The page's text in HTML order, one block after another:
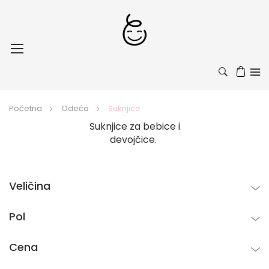
Suknjice za bebice i
devojčice.
Početna Odeća Suknjice
Veličina
Pol
Cena